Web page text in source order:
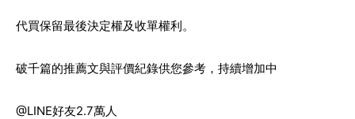
代買保留最後決定權及收單權利。
破千篇的推薦文與評價紀錄供您參考，持續增加中
@LINE好友2.7萬人